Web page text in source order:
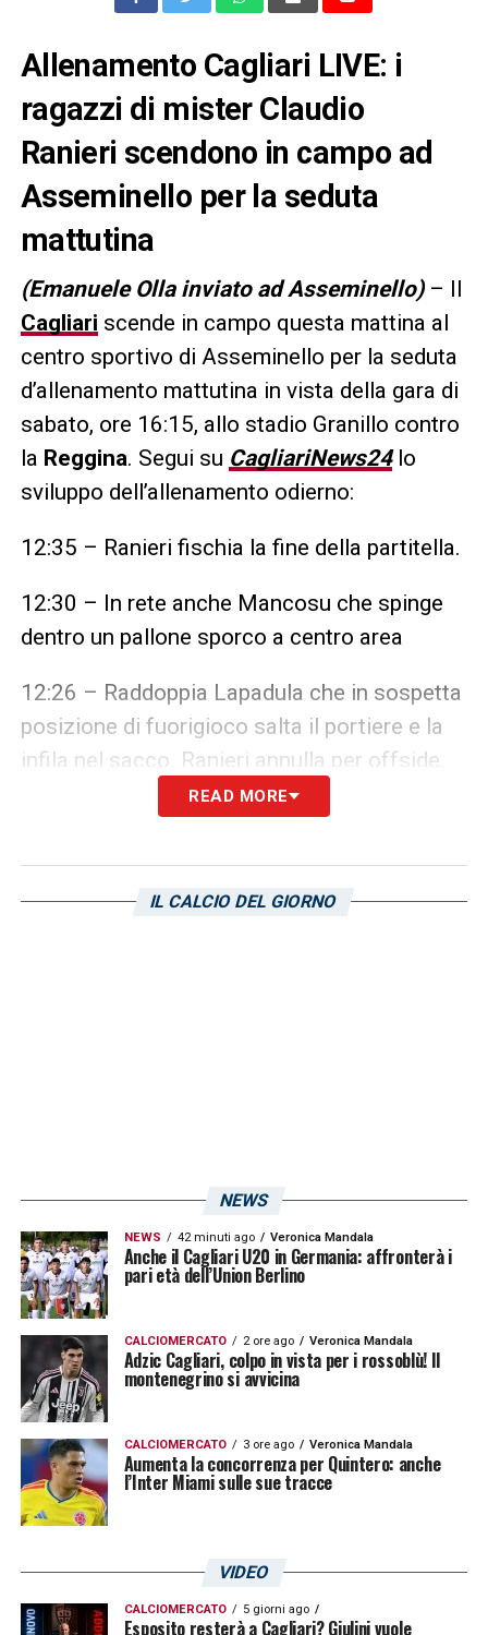
Allenamento Cagliari LIVE: i
ragazzi di mister Claudio
Ranieri scendono in campo ad
Asseminello per la seduta
mattutina
(Emanuele Olla inviato ad Asseminello)– Il
Cagliari scende in campo questa mattina al
centro sportivo di Asseminello per la seduta
d’allenamento mattutina in vista della gara di
sabato, ore 16:15, allo stadio Granillo contro
la Reggina. Segui su CagliariNews24lo
sviluppo dell’allenamento odierno:
12:35 – Ranieri fischia la fine della partitella.
12:30 – In rete anche Mancosu che spinge
dentro un pallone sporco a centro area
12:26 – Raddoppia Lapadula che in sospetta
posizione di fuorigioco salta il portiere e la
infila nel sacco. Ranieri annulla per offside.
12:25 – Pareggia i conti Lella, bel diagonale
11:50 – Inizia la partitella vera e propria.
11:46 – Ranieri fischia la fine dell’esercizio e
manda i ragazzi a dissetarsi.
11:39 – Rossoblù schierati da Ranieri con il
4-3-1-2: Radunovic; Zappa, Dossena, Obert,
Azzi; Nandez, Makoumbou, Lella; Mancosu;
Lapadula, Millico.
tocchi.
READ MORE
IL CALCIO DEL GIORNO
NEWS
NEWS 42 minuti ago Veronica Mandala
Anche il Cagliari U20 in Germania: affronterà i
pari età dell’Union Berlino
CALCIOMERCATO 2 ore ago Veronica Mandala
Adzic Cagliari, colpo in vista per i rossoblù! Il
montenegrino si avvicina
CALCIOMERCATO 3 ore ago Veronica Mandala
Aumenta la concorrenza per Quintero: anche
l’Inter Miami sulle sue tracce
VIDEO
CALCIOMERCATO 5 giorni ago
Esposito resterà a Cagliari? Giulini vuole